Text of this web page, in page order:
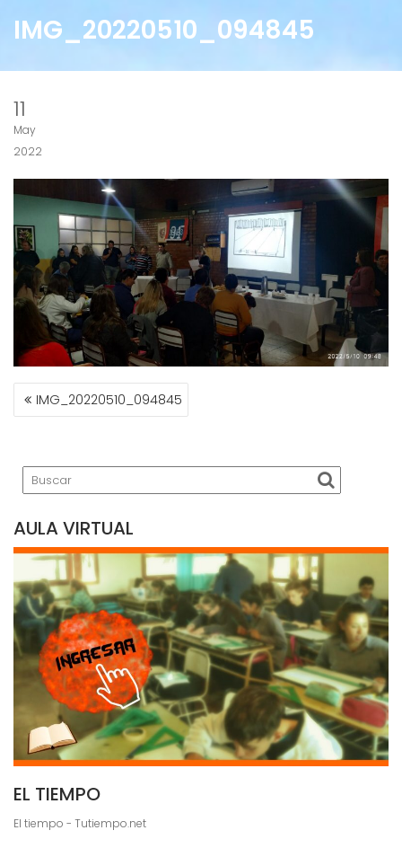
IMG_20220510_094845
11
May
2022
NAVEGACIÓN
DEIMG_20220510_094845
AULA VIRTUAL
EL TIEMPO
El tiempo - Tutiempo.net